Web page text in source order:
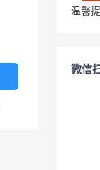
温馨
微信